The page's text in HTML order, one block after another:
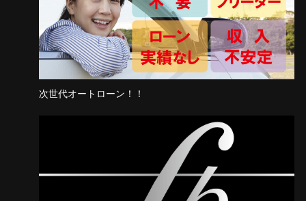
次世代オートローン！！